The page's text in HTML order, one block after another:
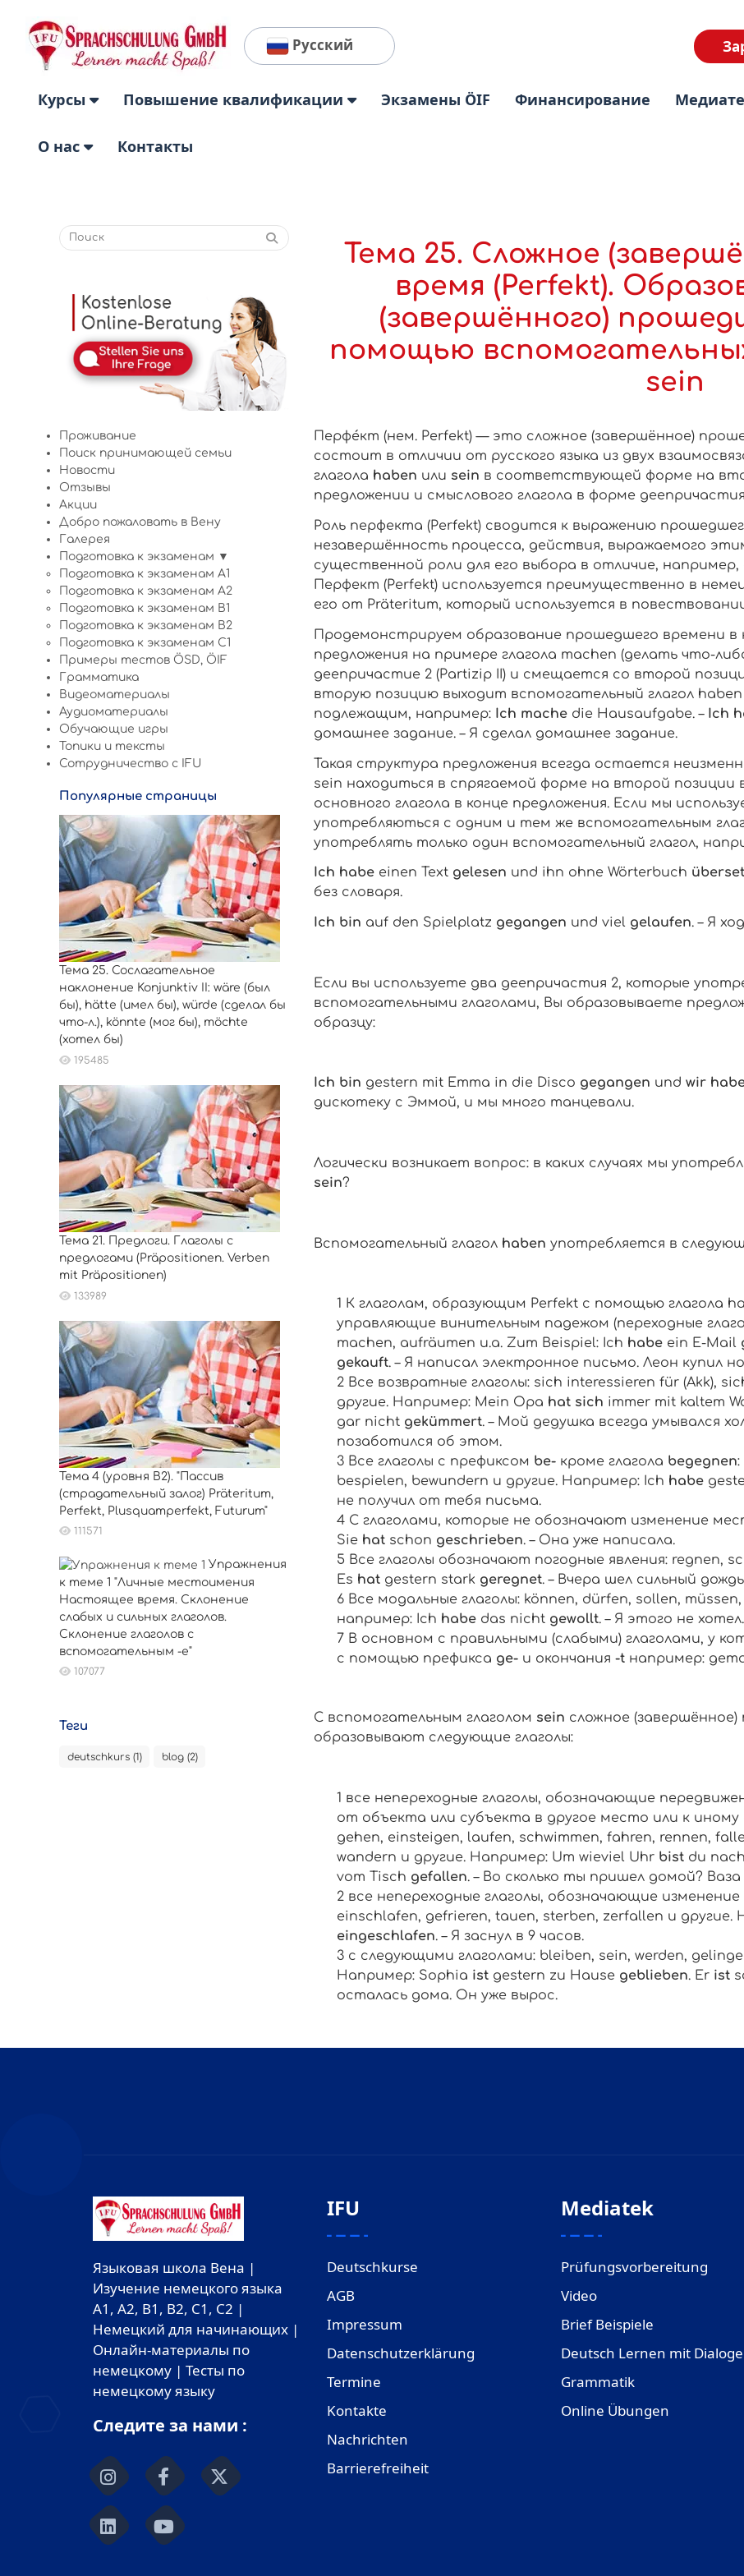
Русский
Курсы Повышение квалификации Экзамены ÖIF Финансирование
О нас Контакты
Проживание
Поиск принимающей семьи
Новости
Отзывы
Акции
Добро пожаловать в Вену
Галерея
Подготовка к экзаменам ▼
Подготовка к экзаменам A1
Подготовка к экзаменам A2
Подготовка к экзаменам B1
Подготовка к экзаменам B2
Подготовка к экзаменам C1
Примеры тестов ÖSD, ÖIF
Грамматика
Видеоматериалы
Аудиоматериалы
Обучающие игры
Топики и тексты
Сотрудничество c IFU
Популярные страницы
Тема 25. Сослагательное
наклонение Konjunktiv II: wäre (был
бы), hätte (имел бы), würde (сделал бы
что-л.), könnte (мог бы), möchte
(хотел бы)
195485
Тема 21. Предлоги. Глаголы с
предлогами (Präpositionen. Verben
mit Präpositionen)
133989
Тема 4 (уровня B2). "Пассив
(страдательный залог) Präteritum,
Perfekt, Plusquamperfekt, Futurum"
111571
Упражнения
к теме 1 "Личные местоимения
Настоящее время. Склонение
слабых и сильных глаголов.
Склонение глаголов с
вспомогательным -е"
107077
Теги
deutschkurs (1) blog (2)
Тема 25. Сложное
время (Perfekt).
(завершённого)
помощью
sein
Перфе́кт (нем. Perfekt) — это сложное (завершённое)
состоит в отличии от русского языка из двух
глагола haben или sein в соответствующей форме на
предложении и смыслового глагола в форме
Роль перфекта (Perfekt) сводится к выражению
незавершённость процесса, действия, выражаемого
существенной роли для его выбора в отличие,
Перфект (Perfekt) используется преимущественно в
его от Präteritum, который используется в
Продемонстрируем образование прошедшего времени в
предложения на примере глагола machen (делать что-
деепричастие 2 (Partizip II) и смещается со второй
вторую позицию выходит вспомогательный глагол haben
подлежащим, например: Ich mache die Hausaufgabe. – Ich
домашнее задание. – Я сделал домашнее задание.
Такая структура предложения всегда остается
sein находиться в спрягаемой форме на второй позиции
основного глагола в конце предложения. Если мы
употребляються с одним и тем же вспомогательным
употреблять только один вспомогательный глагол,
Ich habe einen Text gelesen und ihn ohne Wörterbuch
без словаря.
Ich bin auf den Spielplatz gegangen und viel gelaufen. – Я
Если вы используете два деепричастия 2, которые
вспомогательными глаголами, Вы образовываете
образцу:
Ich bin gestern mit Emma in die Disco gegangen und wir
дискотеку с Эммой, и мы много танцевали.
Логически возникает вопрос: в каких случаях мы
sein?
Вспомогательный глагол haben употребляется в
К глаголам, образующим Perfekt с помощью глагола
управляющие винительным падежом (переходные
machen, aufräumen u.a. Zum Beispiel: Ich habe ein E-Mail
gekauft. – Я написал электронное письмо. Леон купил
Все возвратные глаголы: sich interessieren für (Akk),
другие. Например: Mein Opa hat sich immer mit kaltem
gar nicht gekümmert. – Мой дедушка всегда умывался
позаботился об этом.
Все глаголы с префиксом be- кроме глагола begegnen:
bespielen, bewundern и другие. Например: Ich habe
не получил от тебя письма.
С глаголами, которые не обозначают изменение
Sie hat schon geschrieben. – Она уже написала.
Все глаголы обозначают погодные явления: regnen,
Es hat gestern stark geregnet. – Вчера шел сильный
Все модальные глаголы: können, dürfen, sollen,
например: Ich habe das nicht gewollt. – Я этого не хотел.
В основном с правильными (слабыми) глаголами, у
с помощью префикса ge- и окончания -t например:
С вспомогательным глаголом sein сложное
образовывают следующие глаголы:
все непереходные глаголы, обозначающие
от объекта или субъекта в другое место или к
gehen, einsteigen, laufen, schwimmen, fahren, rennen,
wandern и другие. Например: Um wieviel Uhr bist du
vom Tisch gefallen. – Во сколько ты пришел домой?
все непереходные глаголы, обозначающие
einschlafen, gefrieren, tauen, sterben, zerfallen и другие.
eingeschlafen. – Я заснул в 9 часов.
с следующими глаголами: bleiben, sein, werden,
Например: Sophia ist gestern zu Hause geblieben. Er ist
осталась дома. Он уже вырос.
Языковая школа Вена |
Изучение немецкого языка
A1, A2, B1, B2, C1, C2 |
Немецкий для начинающих |
Онлайн-материалы по
немецкому | Тесты по
немецкому языку
Следите за нами :
IFU
Deutschkurse
AGB
Impressum
Datenschutzerklärung
Termine
Kontakte
Nachrichten
Barrierefreiheit
Mediatek
Prüfungsvorbereitung
Video
Brief Beispiele
Deutsch Lernen mit
Grammatik
Online Übungen